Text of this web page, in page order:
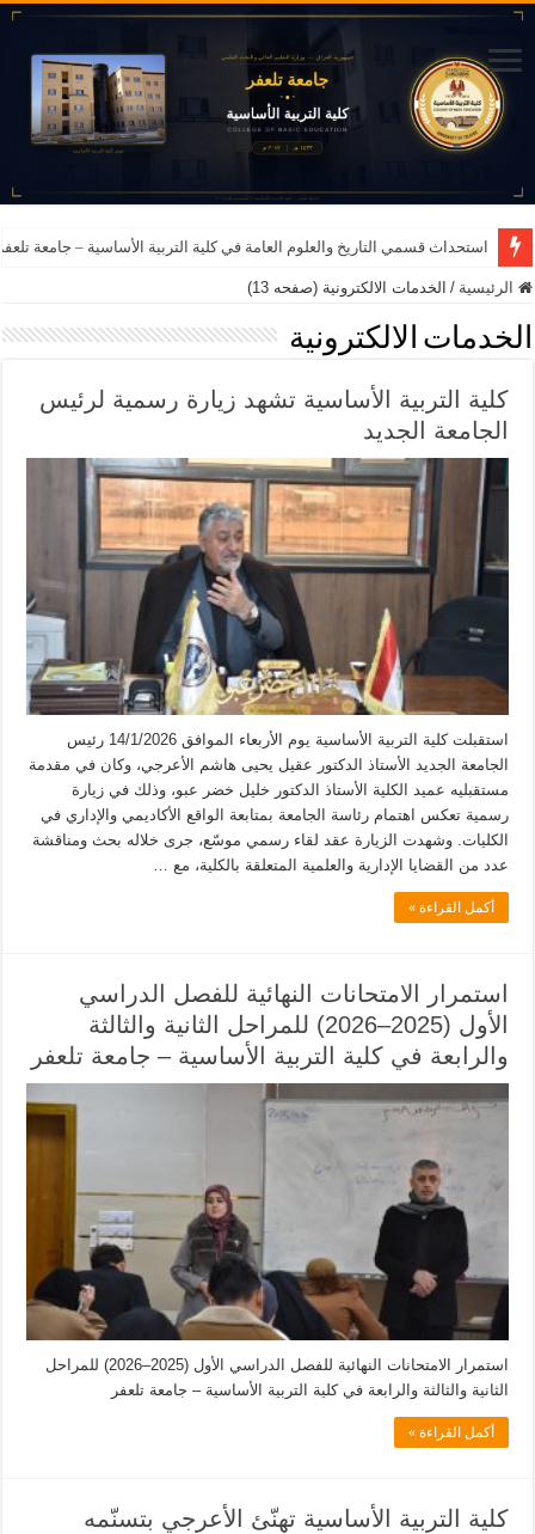
استحداث قسمي التاريخ والعلوم العامة في كلية التربية الأساسية – جامعة تلعفر للعام
الرئيسية / الخدمات الالكترونية (صفحه 13)
الخدمات الالكترونية
كلية التربية الأساسية تشهد زيارة رسمية لرئيس
الجامعة الجديد
استقبلت كلية التربية الأساسية يوم الأربعاء الموافق 14/1/2026 رئيس
الجامعة الجديد الأستاذ الدكتور عقيل يحيى هاشم الأعرجي، وكان في مقدمة
مستقبليه عميد الكلية الأستاذ الدكتور خليل خضر عبو، وذلك في زيارة
رسمية تعكس اهتمام رئاسة الجامعة بمتابعة الواقع الأكاديمي والإداري في
الكليات. وشهدت الزيارة عقد لقاء رسمي موسّع، جرى خلاله بحث ومناقشة
عدد من القضايا الإدارية والعلمية المتعلقة بالكلية، مع …
أكمل القراءة »
استمرار الامتحانات النهائية للفصل الدراسي
الأول (2025–2026) للمراحل الثانية والثالثة
والرابعة في كلية التربية الأساسية – جامعة تلعفر
استمرار الامتحانات النهائية للفصل الدراسي الأول (2025–2026) للمراحل
الثانية والثالثة والرابعة في كلية التربية الأساسية – جامعة تلعفر
أكمل القراءة »
كلية التربية الأساسية تهنّئ الأعرجي بتسنّمه